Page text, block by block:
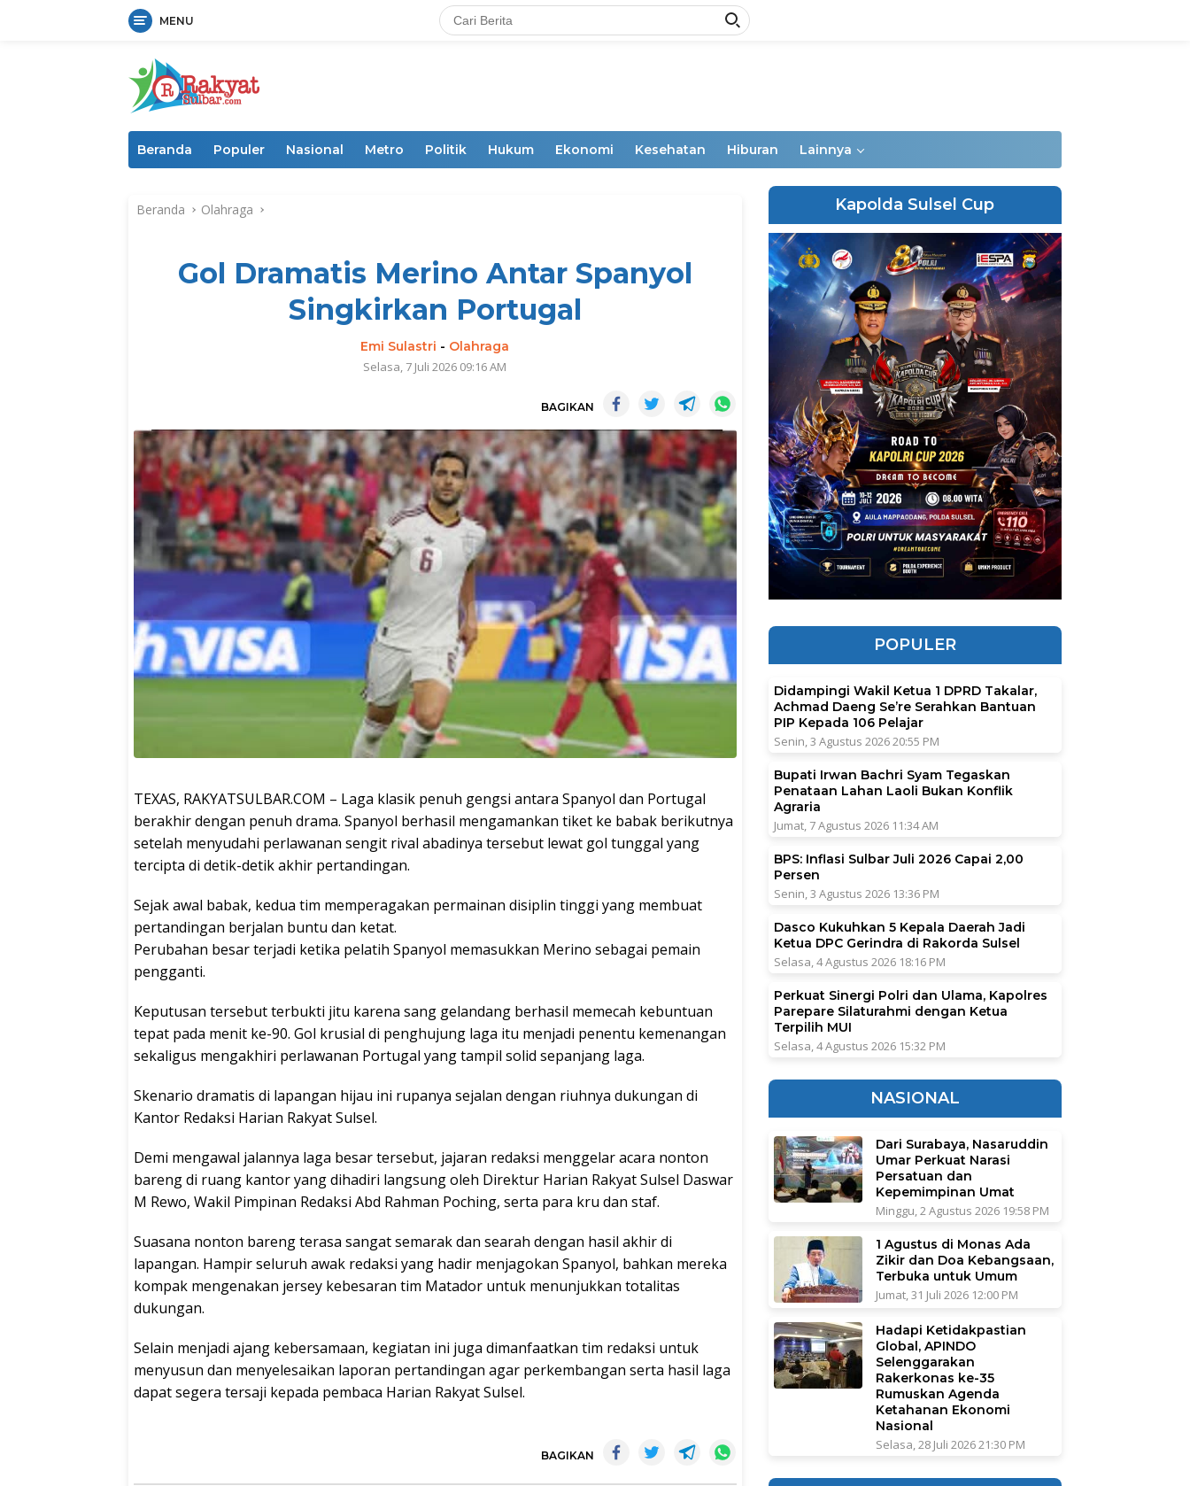
MENU
Beranda Populer Nasional Metro Politik Hukum Ekonomi Kesehatan Hiburan Lainnya
Beranda Olahraga
Gol Dramatis Merino Antar Spanyol
Singkirkan Portugal
Emi Sulastri - Olahraga
Selasa, 7 Juli 2026 09:16 AM
BAGIKAN
TEXAS, RAKYATSULBAR.COM – Laga klasik penuh gengsi antara Spanyol dan Portugal
berakhir dengan penuh drama. Spanyol berhasil mengamankan tiket ke babak berikutnya
setelah menyudahi perlawanan sengit rival abadinya tersebut lewat gol tunggal yang
tercipta di detik-detik akhir pertandingan.
Sejak awal babak, kedua tim memperagakan permainan disiplin tinggi yang membuat
pertandingan berjalan buntu dan ketat.
Perubahan besar terjadi ketika pelatih Spanyol memasukkan Merino sebagai pemain
pengganti.
Keputusan tersebut terbukti jitu karena sang gelandang berhasil memecah kebuntuan
tepat pada menit ke-90. Gol krusial di penghujung laga itu menjadi penentu kemenangan
sekaligus mengakhiri perlawanan Portugal yang tampil solid sepanjang laga.
Skenario dramatis di lapangan hijau ini rupanya sejalan dengan riuhnya dukungan di
Kantor Redaksi Harian Rakyat Sulsel.
Demi mengawal jalannya laga besar tersebut, jajaran redaksi menggelar acara nonton
bareng di ruang kantor yang dihadiri langsung oleh Direktur Harian Rakyat Sulsel Daswar
M Rewo, Wakil Pimpinan Redaksi Abd Rahman Poching, serta para kru dan staf.
Suasana nonton bareng terasa sangat semarak dan searah dengan hasil akhir di
lapangan. Hampir seluruh awak redaksi yang hadir menjagokan Spanyol, bahkan mereka
kompak mengenakan jersey kebesaran tim Matador untuk menunjukkan totalitas
dukungan.
Selain menjadi ajang kebersamaan, kegiatan ini juga dimanfaatkan tim redaksi untuk
menyusun dan menyelesaikan laporan pertandingan agar perkembangan serta hasil laga
dapat segera tersaji kepada pembaca Harian Rakyat Sulsel.
BAGIKAN
Kapolda Sulsel Cup
POPULER
Didampingi Wakil Ketua 1 DPRD Takalar,
Achmad Daeng Se’re Serahkan Bantuan
PIP Kepada 106 Pelajar
Senin, 3 Agustus 2026 20:55 PM
Bupati Irwan Bachri Syam Tegaskan
Penataan Lahan Laoli Bukan Konflik
Agraria
Jumat, 7 Agustus 2026 11:34 AM
BPS: Inflasi Sulbar Juli 2026 Capai 2,00
Persen
Senin, 3 Agustus 2026 13:36 PM
Dasco Kukuhkan 5 Kepala Daerah Jadi
Ketua DPC Gerindra di Rakorda Sulsel
Selasa, 4 Agustus 2026 18:16 PM
Perkuat Sinergi Polri dan Ulama, Kapolres
Parepare Silaturahmi dengan Ketua
Terpilih MUI
Selasa, 4 Agustus 2026 15:32 PM
NASIONAL
Dari Surabaya, Nasaruddin
Umar Perkuat Narasi
Persatuan dan
Kepemimpinan Umat
Minggu, 2 Agustus 2026 19:58 PM
1 Agustus di Monas Ada
Zikir dan Doa Kebangsaan,
Terbuka untuk Umum
Jumat, 31 Juli 2026 12:00 PM
Hadapi Ketidakpastian
Global, APINDO
Selenggarakan
Rakerkonas ke-35
Rumuskan Agenda
Ketahanan Ekonomi
Nasional
Selasa, 28 Juli 2026 21:30 PM